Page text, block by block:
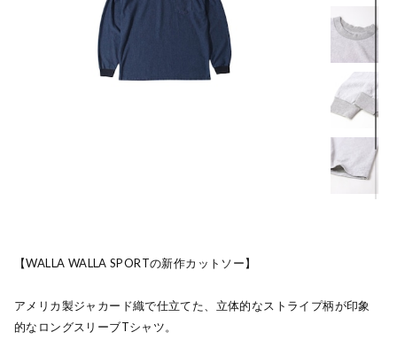
【WALLA WALLA SPORTの新作カットソー】
アメリカ製ジャカード織で仕立てた、立体的なストライプ柄が印象
的なロングスリーブTシャツ。